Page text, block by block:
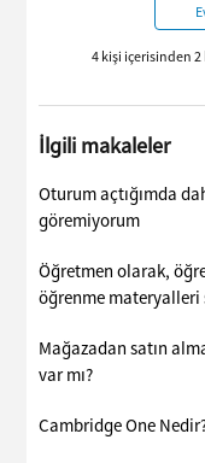
4 kişi içerisinden
İlgili makaleler
Oturum açtığımda
göremiyorum
Öğretmen olarak,
öğrenme
Mağazadan satın
var mı?
Cambridge One